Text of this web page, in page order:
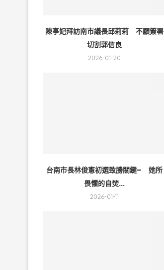
陳亭妃拜訪南市議長邱莉莉 不願簽署
切割郭信良
2026-01-20
台南市長林俊憲初選致勝關鍵– 她所
畏懼的自焚...
2026-01-11